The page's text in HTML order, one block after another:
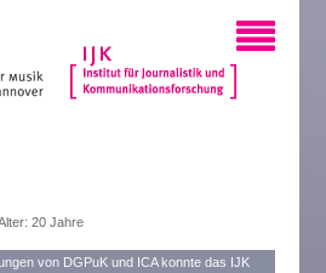
20 Jahre
von DGPuK und ICA konnte das IJK